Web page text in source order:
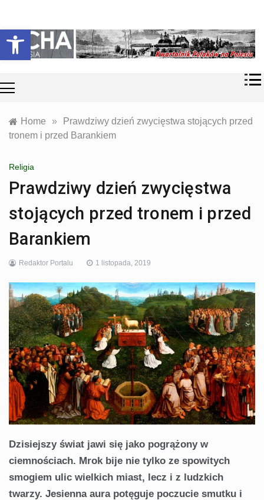
Otwórz pasek narzędzi
content
Echa
Polesia
współczesność
Polaków na
Polesiu.
Home »
Prawdziwy dzień zwycięstwa stojących przed
tronem i przed Barankiem
Religia
Prawdziwy dzień zwycięstwa
stojących przed tronem i przed
Barankiem
Redaktor Portalu 1 listopada, 2019
Dzisiejszy świat jawi się jako pogrążony w
ciemnościach. Mrok bije nie tylko ze spowitych
smogiem ulic wielkich miast, lecz i z ludzkich
twarzy. Jesienna aura potęguje poczucie smutku i